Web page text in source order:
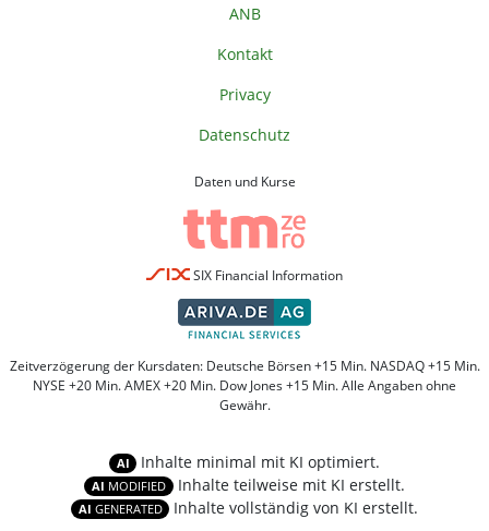
ANB
Kontakt
Privacy
Datenschutz
Daten und Kurse
SIX Financial Information
Zeitverzögerung der Kursdaten: Deutsche Börsen +15 Min. NASDAQ +15 Min.
NYSE +20 Min. AMEX +20 Min. Dow Jones +15 Min. Alle Angaben ohne
Gewähr.
AI Inhalte minimal mit KI optimiert.
AI MODIFIED Inhalte teilweise mit KI erstellt.
AI GENERATED Inhalte vollständig von KI erstellt.